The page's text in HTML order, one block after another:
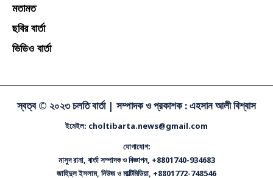
মতামত
ছবির বার্তা
ভিডিও বার্তা
স্বত্ব © ২০২৩ চলতি বার্তা | সম্পাদক ও প্রকাশক : এহসান আলী বিশ্বাস
ইমেইল: choltibarta.news@gmail.com
যোগাযোগ:
মাসুদ রানা, বার্তা সম্পাদক ও বিজ্ঞাপন, +8801740-934683
জাহিদুল ইসলাম, নিউজ ও মাল্টিমিডিয়া, +8801772-748546